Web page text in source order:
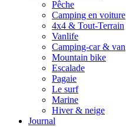
Pêche
Camping en voiture
4x4 & Tout-Terrain
Vanlife
Camping-car & van
Mountain bike
Escalade
Pagaie
Le surf
Marine
Hiver & neige
Journal